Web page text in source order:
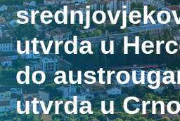
utvrda u
do
utvrda u